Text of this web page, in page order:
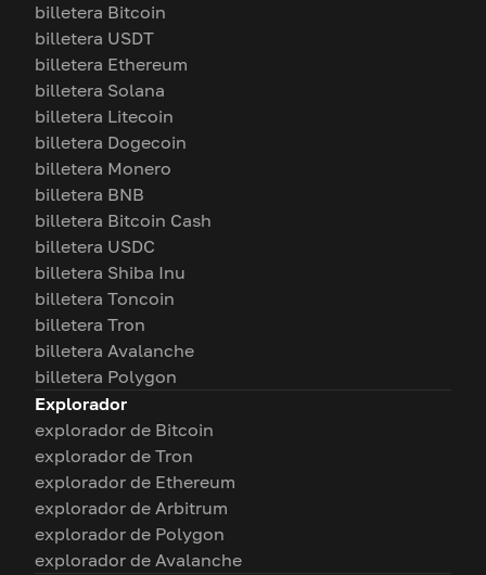
billetera Bitcoin
billetera USDT
billetera Ethereum
billetera Solana
billetera Litecoin
billetera Dogecoin
billetera Monero
billetera BNB
billetera Bitcoin Cash
billetera USDC
billetera Shiba Inu
billetera Toncoin
billetera Tron
billetera Avalanche
billetera Polygon
Explorador
explorador de Bitcoin
explorador de Tron
explorador de Ethereum
explorador de Arbitrum
explorador de Polygon
explorador de Avalanche